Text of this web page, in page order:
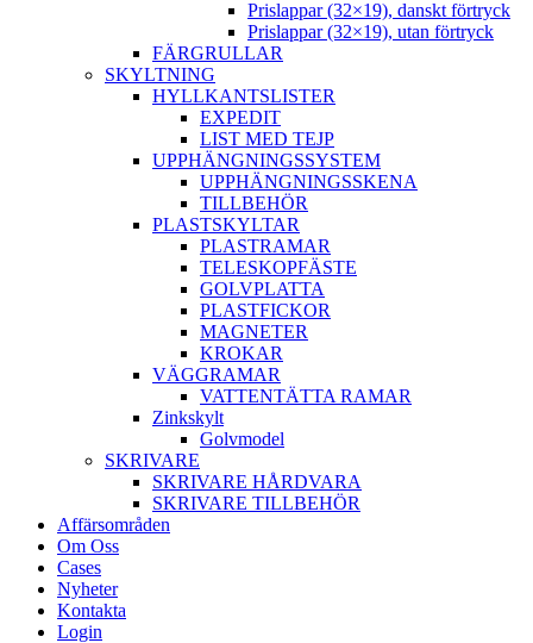
Prislappar (32×19), danskt förtryck
Prislappar (32×19), utan förtryck
FÄRGRULLAR
SKYLTNING
HYLLKANTSLISTER
EXPEDIT
LIST MED TEJP
UPPHÄNGNINGSSYSTEM
UPPHÄNGNINGSSKENA
TILLBEHÖR
PLASTSKYLTAR
PLASTRAMAR
TELESKOPFÄSTE
GOLVPLATTA
PLASTFICKOR
MAGNETER
KROKAR
VÄGGRAMAR
VATTENTÄTTA RAMAR
Zinkskylt
Golvmodel
SKRIVARE
SKRIVARE HÅRDVARA
SKRIVARE TILLBEHÖR
Affärsområden
Om Oss
Cases
Nyheter
Kontakta
Login